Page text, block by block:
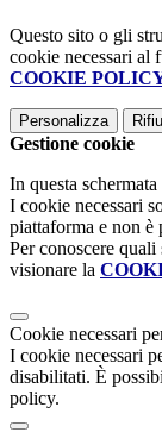
Questo sito o gli
cookie necessari al
COOKIE
Personalizza
Gestione cookie
In questa
I cookie necessari
piattaforma e non è
Per conoscere
visionare la
Cookie necessari
I cookie necessari
disabilitati. È
policy.